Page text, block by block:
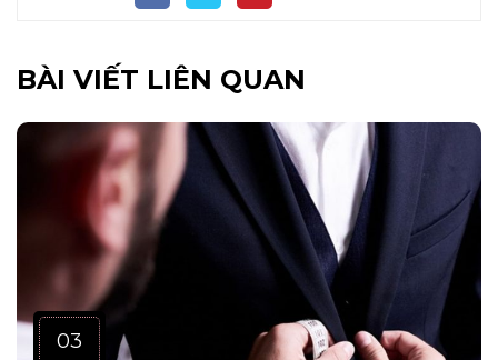
BÀI VIẾT LIÊN QUAN
03